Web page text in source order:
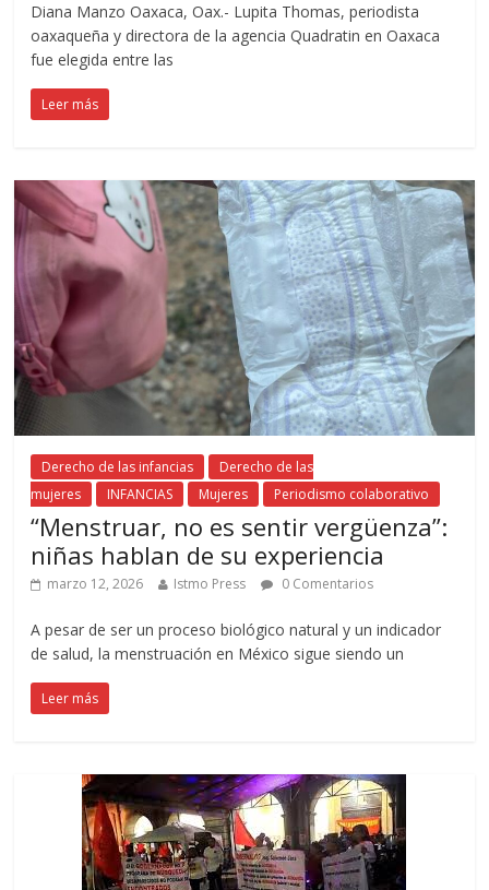
Diana Manzo Oaxaca, Oax.- Lupita Thomas, periodista
oaxaqueña y directora de la agencia Quadratin en Oaxaca
fue elegida entre las
Leer más
Derecho de las infancias
Derecho de las
mujeres
INFANCIAS Mujeres Periodismo colaborativo
“Menstruar, no es sentir vergüenza”:
niñas hablan de su experiencia
marzo 12, 2026 Istmo Press 0 Comentarios
A pesar de ser un proceso biológico natural y un indicador
de salud, la menstruación en México sigue siendo un
Leer más